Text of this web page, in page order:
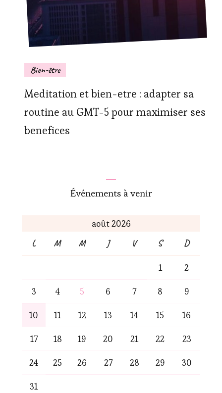
Bien-être
Meditation et bien-etre : adapter sa
routine au GMT-5 pour maximiser ses
benefices
Événements à venir
août 2026
L M M J V S D
1 2
3 4 5 6 7 8 9
10 11 12 13 14 15 16
17 18 19 20 21 22 23
24 25 26 27 28 29 30
31